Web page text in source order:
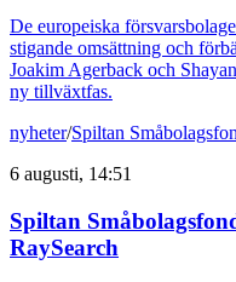
De europeiska
stigande omsättning och
Joakim Agerback och
ny tillväxtfas.
nyheter/Spiltan
6 augusti, 14:51
Spiltan
RaySearch